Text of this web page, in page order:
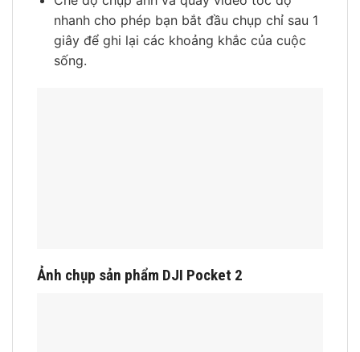
nhanh cho phép bạn bắt đầu chụp chỉ sau 1
giây để ghi lại các khoảng khắc của cuộc
sống.
Ảnh chụp sản phẩm DJI Pocket 2